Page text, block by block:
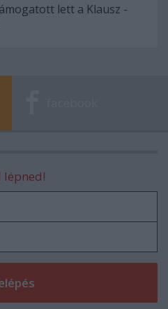
lett a Klausz -
lépned!